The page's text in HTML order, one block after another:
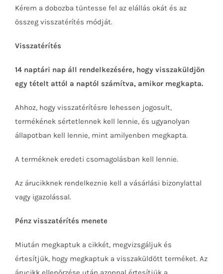
Kérem a dobozba tüntesse fel az elállás okát és az
összeg visszatérítés módját.
Visszatérítés
14 naptári nap áll rendelkezésére, hogy visszaküldjön
egy tételt attól a naptól számítva, amikor megkapta.
Ahhoz, hogy visszatérítésre lehessen jogosult,
termékének sértetlennek kell lennie, és ugyanolyan
állapotban kell lennie, mint amilyenben megkapta.
A terméknek eredeti csomagolásban kell lennie.
Az árucikknek rendelkeznie kell a vásárlási bizonylattal
vagy igazolással.
Pénz visszatérítés menete
Miután megkaptuk a cikkét, megvizsgáljuk és
értesítjük, hogy megkaptuk a visszaküldött terméket. Az